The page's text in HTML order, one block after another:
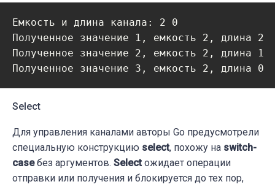
Емкость и длина канала: 2 0
Полученное значение 1, емкость 2, длина 2
Полученное значение 2, емкость 2, длина 1
Select
Для управления каналами авторы Go предусмотрели
специальную конструкцию select, похожу на switch-
caseбез аргументов. Selectожидает операции
отправки или получения и блокируется до тех пор,